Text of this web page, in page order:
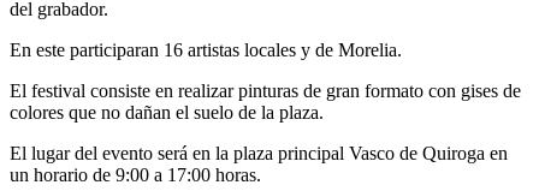
del grabador.
En este participaran 16 artistas locales y de Morelia.
El festival consiste en realizar pinturas de gran formato con gises de
colores que no dañan el suelo de la plaza.
El lugar del evento será en la plaza principal Vasco de Quiroga en
un horario de 9:00 a 17:00 horas.